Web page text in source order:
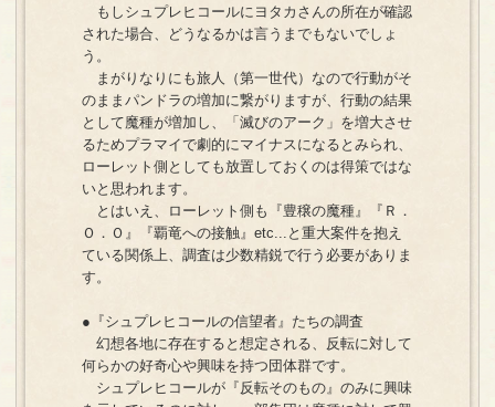
もしシュプレヒコールにヨタカさんの所在が確認
された場合、どうなるかは言うまでもないでしょ
う。
まがりなりにも旅人（第一世代）なので行動がそ
のままパンドラの増加に繋がりますが、行動の結果
として魔種が増加し、「滅びのアーク」を増大させ
るためプラマイで劇的にマイナスになるとみられ、
ローレット側としても放置しておくのは得策ではな
いと思われます。
とはいえ、ローレット側も『豊穣の魔種』『Ｒ．
Ｏ．Ｏ』『覇竜への接触』etc...と重大案件を抱え
ている関係上、調査は少数精鋭で行う必要がありま
す。
●『シュプレヒコールの信望者』たちの調査
幻想各地に存在すると想定される、反転に対して
何らかの好奇心や興味を持つ団体群です。
シュプレヒコールが『反転そのもの』のみに興味